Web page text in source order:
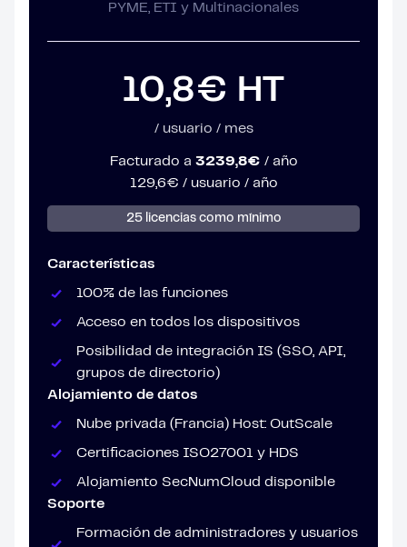
PYME, ETI y Multinacionales
10,8€ HT
/ usuario / mes
Facturado a 3239,8€ / año
129,6€ / usuario / año
25 licencias como mínimo
Características
100% de las funciones
Acceso en todos los dispositivos
Posibilidad de integración IS (SSO, API,
grupos de directorio)
Alojamiento de datos
Nube privada (Francia) Host: OutScale
Certificaciones ISO27001 y HDS
Alojamiento SecNumCloud disponible
Soporte
Formación de administradores y usuarios